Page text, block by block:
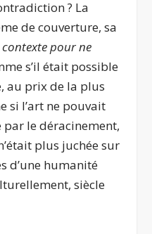
? La
de couverture, sa
pour ne
s’il était possible
au prix de la plus
si l’art ne pouvait
par le déracinement,
plus juchée sur
d’une humanité
siècle